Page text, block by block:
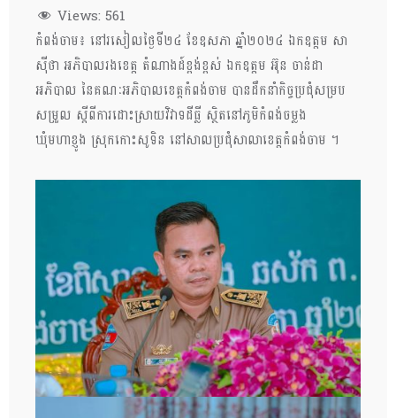
Views: 561
កំពង់ចាម៖ នៅរសៀលថ្ងៃទី២៤ ខែឧសភា ឆ្នាំ២០២៤ ឯកឧត្ដម សា
ស៊ីថា អភិបាលរងខេត្ដ តំណាងដ៍ខ្ពង់ខ្ពស់ ឯកឧត្ដម អ៊ុន ចាន់ដា
អភិបាល នៃគណៈអភិបាលខេត្ដកំពង់ចាម បានដឹកនាំកិច្ចប្រជុំសម្រប
សម្រួល ស្តីពីការដោះស្រាយវិវាទដីធ្លី ស្ថិតនៅភូមិកំពង់ចម្លង
ឃុំមហាខ្ញូង ស្រុកកោះសូទិន នៅសាលប្រជុំសាលាខេត្ដកំពង់ចាម ។